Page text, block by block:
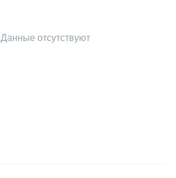
Данные отсутствуют